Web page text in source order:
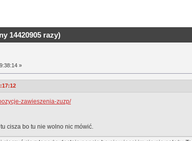
14420905 razy)
»
zawieszenia-zuzp/
cisza bo tu nie wolno nic mówić.